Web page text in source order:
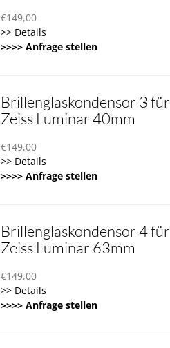
€149,00
>> Details
>>>> Anfrage stellen
Brillenglaskondensor 3 für
Zeiss Luminar 40mm
€149,00
>> Details
>>>> Anfrage stellen
Brillenglaskondensor 4 für
Zeiss Luminar 63mm
€149,00
>> Details
>>>> Anfrage stellen